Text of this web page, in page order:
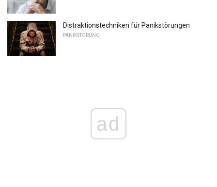
Distraktionstechniken für Panikstörungen
PANIKSTÖRUNG
ad